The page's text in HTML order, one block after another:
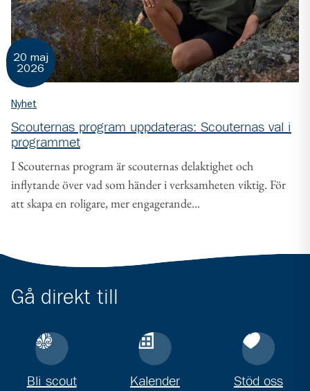
20 maj
2026
Nyhet
Scouternas program uppdateras: Scouternas val i
programmet
I Scouternas program är scouternas delaktighet och
inflytande över vad som händer i verksamheten viktig. För
att skapa en roligare, mer engagerande...
Gå direkt till
Bli scout Kalender Stöd oss